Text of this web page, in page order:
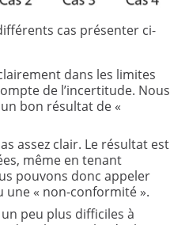
cas présenter ci-
dans les limites
de l’incertitude. Nous
bon résultat de «
assez clair. Le résultat est
même en tenant
pouvons donc appeler
une « non-conformité ».
un peu plus difficiles à